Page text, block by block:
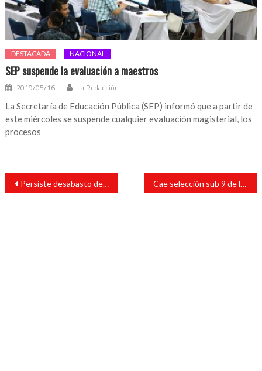
DESTACADA NACIONAL
SEP suspende la evaluación a maestros
2019/05/16 La Redacción
La Secretaría de Educación Pública (SEP) informó que a partir de
este miércoles se suspende cualquier evaluación magisterial, los
procesos
Navegación
entradas
Persiste desabasto de medicamentos en Hospital Civil de San Andrés Tuxtla Cae selección sub 9 de la Belén 84 contra Veracruz